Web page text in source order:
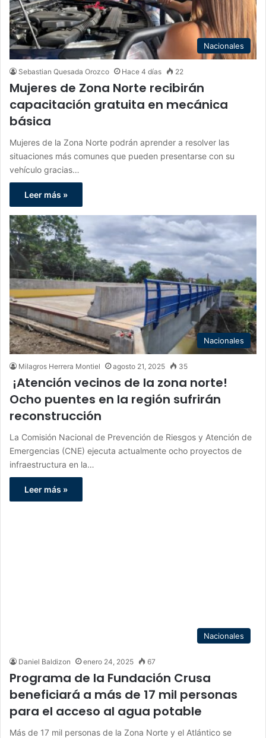
Nacionales
Sebastian Quesada Orozco Hace 4 días 22
Mujeres de Zona Norte recibirán
capacitación gratuita en mecánica
básica
Mujeres de la Zona Norte podrán aprender a resolver las
situaciones más comunes que pueden presentarse con su
vehículo gracias…
Leer más »
Nacionales
Milagros Herrera Montiel agosto 21, 2025 35
¡Atención vecinos de la zona norte!
Ocho puentes en la región sufrirán
reconstrucción
La Comisión Nacional de Prevención de Riesgos y Atención de
Emergencias (CNE) ejecuta actualmente ocho proyectos de
infraestructura en la…
Leer más »
Nacionales
Daniel Baldizon enero 24, 2025 67
Programa de la Fundación Crusa
beneficiará a más de 17 mil personas
para el acceso al agua potable
Más de 17 mil personas de la Zona Norte y el Atlántico se